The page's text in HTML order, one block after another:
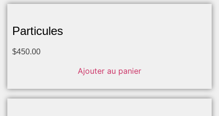
Particules
$450.00
Ajouter au panier